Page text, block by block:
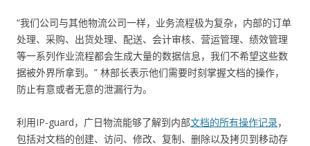
“我们公司与其他物流公司一样，业务流程极为复杂，内部的订单
处理、采购、出货处理、配送、会计审核、营运管理、绩效管理
等一系列作业流程都会生成大量的数据信息，我们不希望这些数
据被外界所拿到。” 林部长表示他们需要时刻掌握文档的操作，
防止有意或者无意的泄漏行为。
利用IP-guard，广日物流能够了解到内部文档的所有操作记录，
包括对文档的创建、访问、修改、复制、删除以及拷贝到移动存